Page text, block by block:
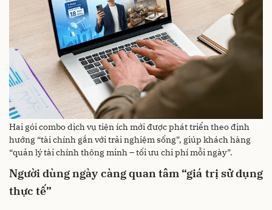
Hai gói combo dịch vụ tiện ích mới được phát triển theo định
hướng “tài chính gắn với trải nghiệm sống”, giúp khách hàng
“quản lý tài chính thông minh – tối ưu chi phí mỗi ngày”.
Ngườidùngngày càngquantâm “giá trịsửdụng
thực tế”